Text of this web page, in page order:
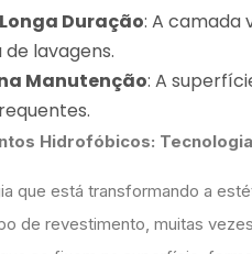
Duração: A camada
lavagens.
Manutenção: A
Hidrofóbicos:
que está transformando a
de revestimento, muitas